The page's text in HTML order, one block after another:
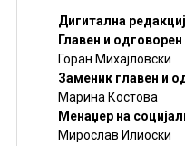
Дигитална
Главен и
Горан Михајловски
Заменик главен и
Марина Костова
Менаџер на
Мирослав Илиоски